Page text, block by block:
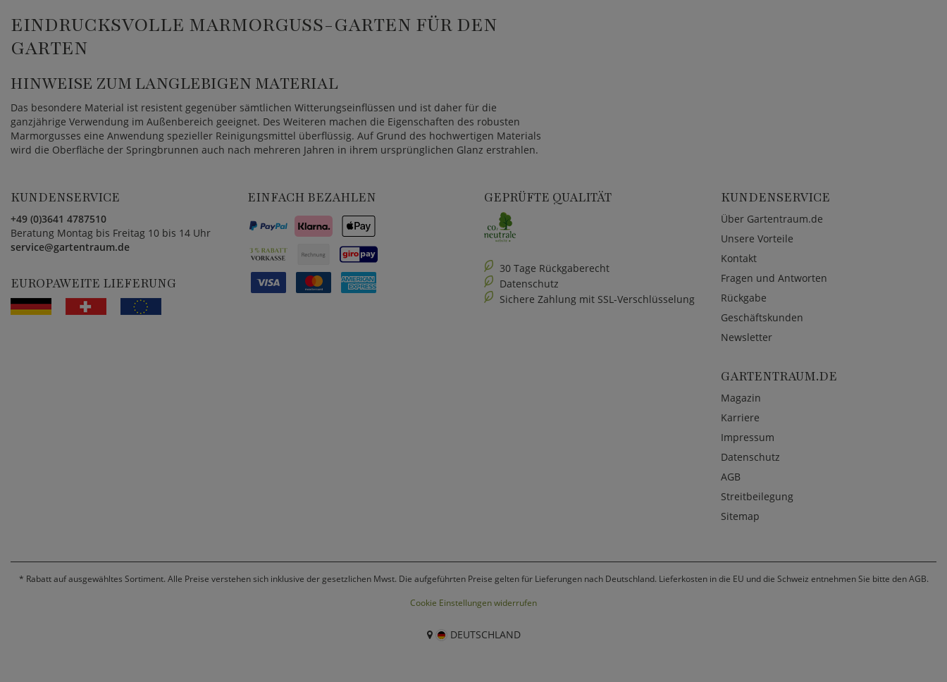
EINDRUCKSVOLLE MARMORGUSS-GARTEN FÜR DEN
GARTEN
HINWEISE ZUM LANGLEBIGEN MATERIAL
Das besondere Material ist resistent gegenüber sämtlichen Witterungseinflüssen und ist daher für die
ganzjährige Verwendung im Außenbereich geeignet. Des Weiteren machen die Eigenschaften des robusten
Marmorgusses eine Anwendung spezieller Reinigungsmittel überflüssig. Auf Grund des hochwertigen Materials
wird die Oberfläche der Springbrunnen auch nach mehreren Jahren in ihrem ursprünglichen Glanz erstrahlen.
KUNDENSERVICE
+49 (0)3641 4787510
Beratung Montag bis Freitag 10 bis 14 Uhr
service@gartentraum.de
EUROPAWEITE LIEFERUNG
EINFACH BEZAHLEN GEPRÜFTE QUALITÄT
30 Tage Rückgaberecht
Datenschutz
Sichere Zahlung mit SSL-Verschlüsselung
KUNDENSERVICE
Über Gartentraum.de
Unsere Vorteile
Kontakt
Fragen und Antworten
Rückgabe
Geschäftskunden
Newsletter
GARTENTRAUM.DE
Magazin
Karriere
Impressum
Datenschutz
AGB
Streitbeilegung
Sitemap
* Rabatt auf ausgewähltes Sortiment. Alle Preise verstehen sich inklusive der gesetzlichen Mwst. Die aufgeführten Preise gelten für Lieferungen nach Deutschland. Lieferkosten in die EU und die Schweiz entnehmen Sie bitte den AGB.
Cookie Einstellungen widerrufen
DEUTSCHLAND